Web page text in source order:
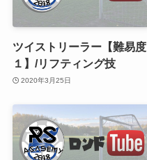
ツイストリーラー【難易度
１】/リフティング技
2020年3月25日